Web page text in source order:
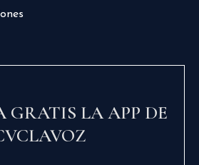
GRATIS LA APP DE